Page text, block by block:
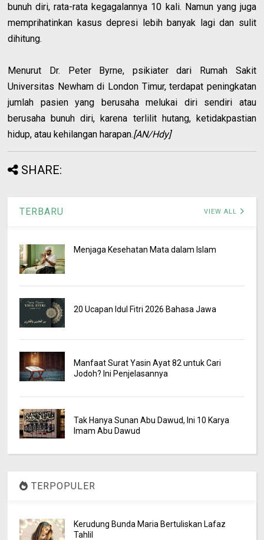
bunuh diri, rata-rata kegagalannya 10 kali. Namun yang juga
memprihatinkan kasus depresi lebih banyak lagi dan sulit
dihitung.
Menurut Dr. Peter Byrne, psikiater dari Rumah Sakit
Universitas Newham di London Timur, terdapat peningkatan
jumlah pasien yang berusaha melukai diri sendiri atau
berusaha bunuh diri, karena terlilit hutang, ketidakpastian
hidup, atau kehilangan harapan.[AN/Hdy]
SHARE:
TERBARU VIEW ALL
Menjaga Kesehatan Mata dalam Islam
20 Ucapan Idul Fitri 2026 Bahasa Jawa
Manfaat Surat Yasin Ayat 82 untuk Cari
Jodoh? Ini Penjelasannya
Tak Hanya Sunan Abu Dawud, Ini 10 Karya
Imam Abu Dawud
TERPOPULER
Kerudung Bunda Maria Bertuliskan Lafaz
Tahlil